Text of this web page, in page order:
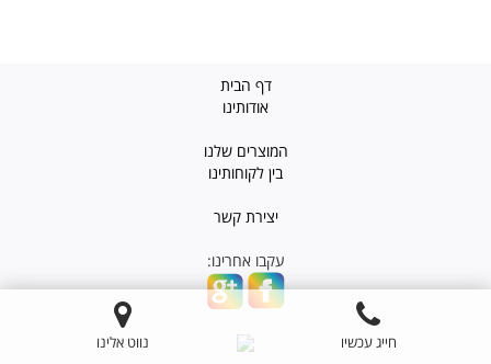
נווט אלינו חייג עכשיו
דף הבית
אודותינו
המוצרים שלנו
בין לקוחותינו
יצירת קשר
עקבו אחרינו: